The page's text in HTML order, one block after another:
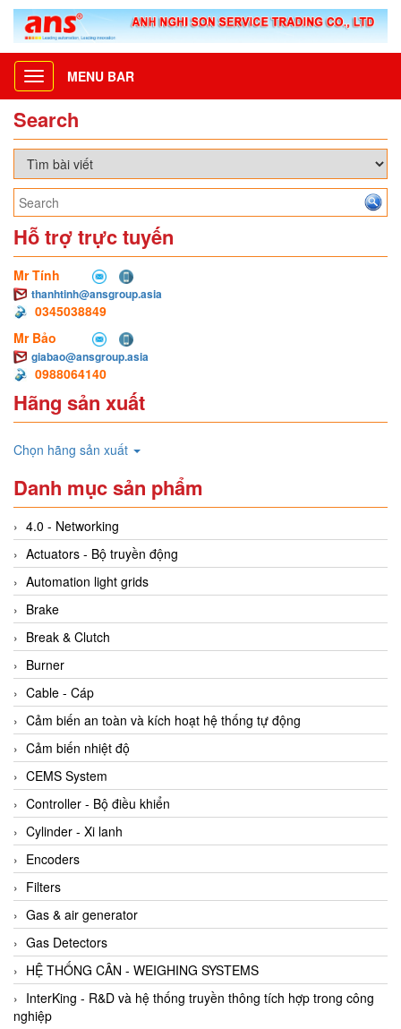
Toggle
navigation
MENU BAR
Search
Hỗ trợ trực tuyến
Mr Tính
thanhtinh@ansgroup.asia
0345038849
Mr Bảo
giabao@ansgroup.asia
0988064140
Hãng sản xuất
Chọn hãng sản xuất
Danh mục sản phẩm
4.0 - Networking
Actuators - Bộ truyền động
Automation light grids
Brake
Break & Clutch
Burner
Cable - Cáp
Cảm biến an toàn và kích hoạt hệ thống tự động
Cảm biến nhiệt độ
CEMS System
Controller - Bộ điều khiển
Cylinder - Xi lanh
Encoders
Filters
Gas & air generator
Gas Detectors
HỆ THỐNG CÂN - WEIGHING SYSTEMS
InterKing - R&D và hệ thống truyền thông tích hợp trong công
nghiệp